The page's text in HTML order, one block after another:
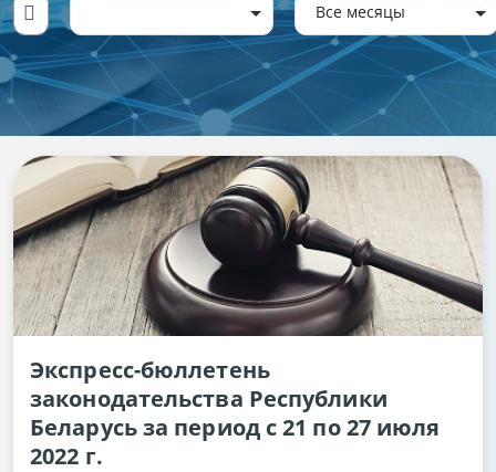
Все месяцы
Экспресс-бюллетень
законодательства Республики
Беларусь за период с 21 по 27 июля
2022 г.